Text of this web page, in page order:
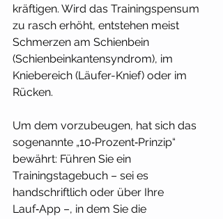
kräftigen. Wird das Trainingspensum
zu rasch erhöht, entstehen meist
Schmerzen am Schienbein
(Schienbeinkantensyndrom), im
Kniebereich (Läufer­-Knief) oder im
Rücken.
Um dem vorzubeugen, hat sich das
sogenannte „10‑Prozent‑Prinzip“
bewährt: Führen Sie ein
Trainingstagebuch – sei es
handschriftlich oder über Ihre
Lauf‑App –, in dem Sie die